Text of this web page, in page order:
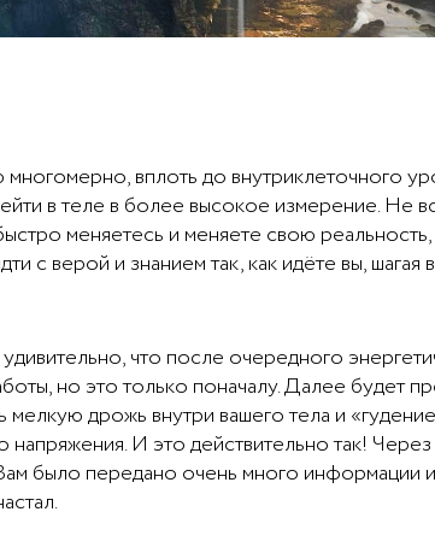
вплоть до внутриклеточного
в теле в более высокое измерение. Не
меняетесь и меняете свою
с верой и знанием так, как идёте вы, шагая
что после очередного
но это только поначалу. Далее будет
дрожь внутри вашего тела и
И это действительно так!
было передано очень много информации